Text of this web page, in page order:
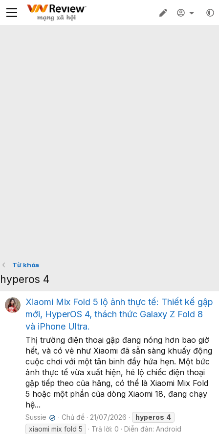
Từ khóa
hyperos 4
Xiaomi Mix Fold 5 lộ ảnh thực tế: Thiết kế gập
mới, HyperOS 4, thách thức Galaxy Z Fold 8
và iPhone Ultra.
Thị trường điện thoại gập đang nóng hơn bao giờ
hết, và có vẻ như Xiaomi đã sẵn sàng khuấy động
cuộc chơi với một tân binh đầy hứa hẹn. Một bức
ảnh thực tế vừa xuất hiện, hé lộ chiếc điện thoại
gập tiếp theo của hãng, có thể là Xiaomi Mix Fold
5 hoặc một phần của dòng Xiaomi 18, đang chạy
hệ...
Sussie ✔ Chủ đề 21/07/2026 hyperos 4
xiaomi mix fold 5
Trả lời: 0 Diễn đàn: Android